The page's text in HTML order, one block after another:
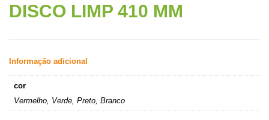
DISCO LIMP 410 MM
Informação adicional
cor
Vermelho, Verde, Preto, Branco